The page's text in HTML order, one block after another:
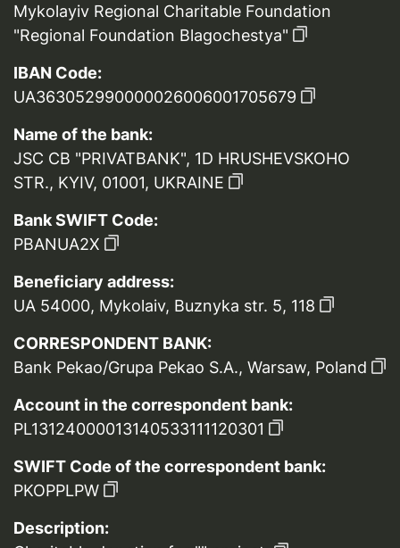
Mykolayiv Regional Charitable Foundation
"Regional Foundation Blagochestya"
IBAN Code:
UA363052990000026006001705679
Name of the bank:
JSC CB "PRIVATBANK", 1D HRUSHEVSKOHO
STR., KYIV, 01001, UKRAINE
Bank SWIFT Code:
PBANUA2X
Beneficiary address:
UA 54000, Mykolaiv, Buznyka str. 5, 118
CORRESPONDENT BANK:
Bank Pekao/Grupa Pekao S.A., Warsaw, Poland
Account in the correspondent bank:
PL13124000013140533111120301
SWIFT Code of the correspondent bank:
PKOPPLPW
Description: